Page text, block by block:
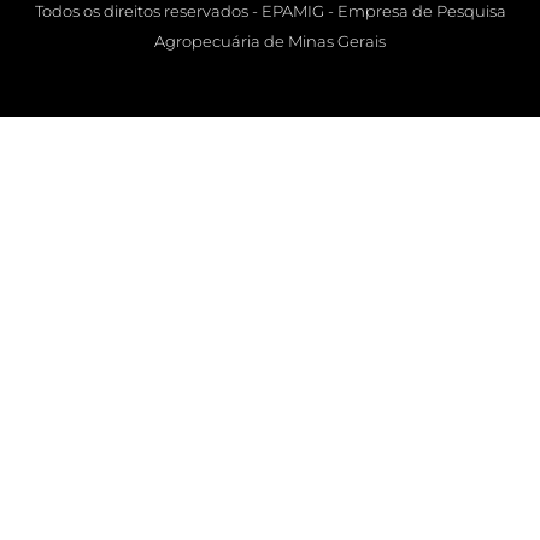
Todos os direitos reservados - EPAMIG - Empresa de Pesquisa
Agropecuária de Minas Gerais